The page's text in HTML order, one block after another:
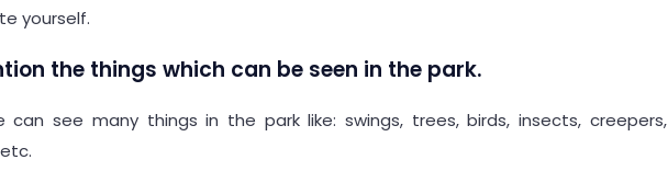
yourself.
the things which can be seen in the park.
can see many things in the park like: swings, trees, birds, insects, creepers,